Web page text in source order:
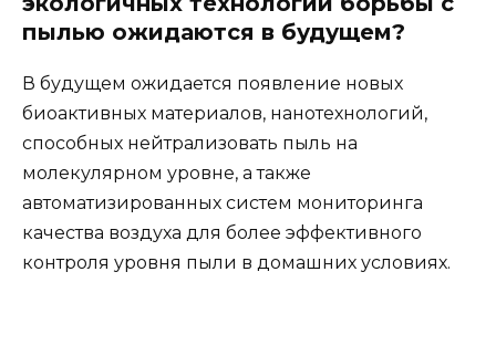
пылью ожидаются в будущем?
В будущем ожидается появление новых
биоактивных материалов, нанотехнологий,
способных нейтрализовать пыль на
молекулярном уровне, а также
автоматизированных систем мониторинга
качества воздуха для более эффективного
контроля уровня пыли в домашних условиях.